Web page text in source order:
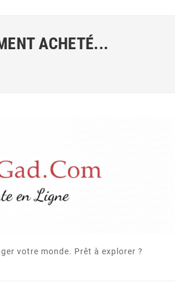
ACHETÉ...
votre monde. Prêt à explorer ?